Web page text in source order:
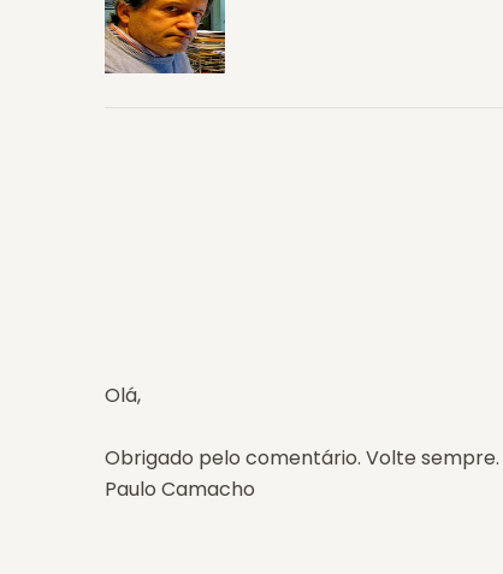
Olá,
Obrigado pelo comentário. Volte sempre.
Paulo Camacho